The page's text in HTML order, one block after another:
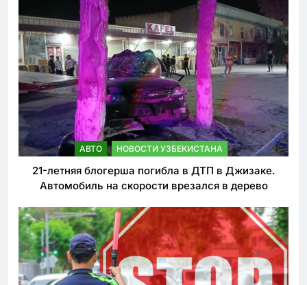
АВТО НОВОСТИ УЗБЕКИСТАНА
21-летняя блогерша погибла в ДТП в Джизаке.
Автомобиль на скорости врезался в дерево